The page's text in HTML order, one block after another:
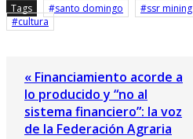
Tags santo domingo ssr mining
cultura
« Financiamiento acorde a
lo producido y “no al
sistema financiero”: la voz
de la Federación Agraria